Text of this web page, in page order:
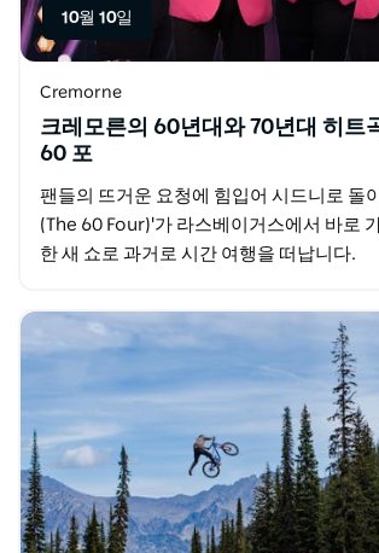
10월 10일
Cremorne
크레모른의 60년대와 70년대 히트
60 포
팬들의 뜨거운 요청에 힘입어 시드니로 돌
(The 60 Four)'가 라스베이거스에서 바로
한 새 쇼로 과거로 시간 여행을 떠납니다.